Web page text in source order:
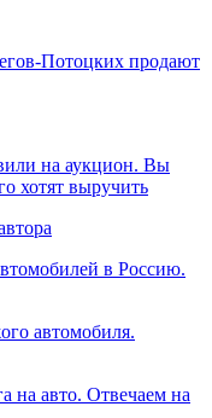
Потоцких продают
на аукцион. Вы
хотят выручить
в Россию.
автомобиля.
на авто. Отвечаем на